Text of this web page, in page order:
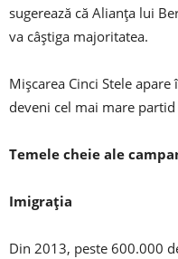
sugerează că Alianța lui
va câștiga majoritatea.
Mișcarea Cinci Stele
deveni cel mai mare
Temele cheie ale
Imigrația
Din 2013, peste 600.000